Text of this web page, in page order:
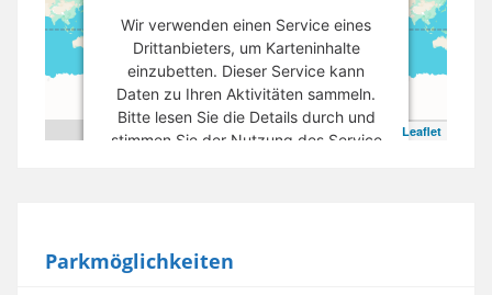
Leaflet
Wir verwenden einen Service eines
Drittanbieters, um Karteninhalte
einzubetten. Dieser Service kann
Daten zu Ihren Aktivitäten sammeln.
Bitte lesen Sie die Details durch und
stimmen Sie der Nutzung des Service
Parkmöglichkeiten